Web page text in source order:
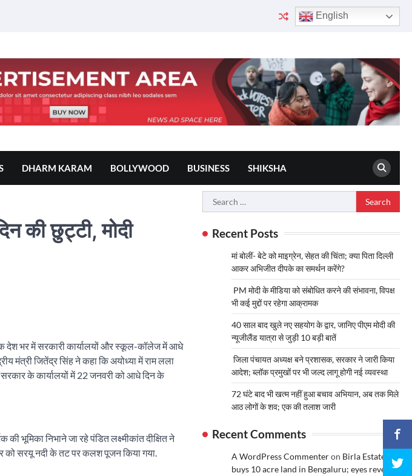
English
DHARM KARAM BOLLYWOOD BUSINESS SHIKSHA
की छुट्टी, मोदी
देश भर में सरकारी कार्यालयों और स्कूल-कॉलेज में आधे
मंत्री जितेंद्र सिंह ने कहा कि अयोध्या में राम लला
के कार्यालयों में 22 जनवरी को आधे दिन के
की भूमिका निभाने जा रहे पंडित लक्ष्मीकांत दीक्षित ने
को सरयू नदी के तट पर कलश पूजन किया गया.
Search
for:
Recent Posts
मां बोलीं- बेटे को माइग्रेन, सेहत की चिंता; क्या पिता दिल्ली
आकर अभिजीत दीपके का समर्थन करेंगे?
PM मोदी के मीडिया को संबोधित करने की संभावना, विपक्ष
भी कई मुद्दों पर रहेगा आक्रामक
40 साल बाद खुले नए सहयोग के द्वार, जानिए पीएम मोदी की
न्यूजीलैंड यात्रा से जुड़ी 10 बड़ी बातें
जिला पंचायत अध्यक्ष बने प्रशासक, सरकार ने जारी किया
आदेश; ब्लॉक प्रमुखों पर भी जल्द लागू होगी नई व्यवस्था
72 घंटे बाद भी खत्म नहीं हुआ बचाव अभियान, अब तक मिले
आठ लोगों के शव; एक की तलाश जारी
Recent Comments
A WordPress Commenteron Birla Estates
buys 10 acre land in Bengaluru; eyes revenue